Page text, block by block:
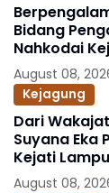
Bidang
Nahkodai
August 08,
Kejagung
Dari
Suyana Eka
Kejati
August 08,